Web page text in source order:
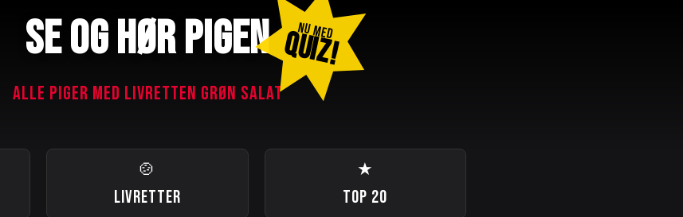
SE OG HØR PIGEN NU MED
QUIZ!
ALLE PIGER MED LIVRETTEN GRØN SALAT
🍲
LIVRETTER
★
TOP 20